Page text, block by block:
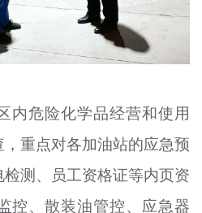
内危险化学品经营和使用
重点对各加油站的应急预
测、员工资格证等内页资
控、散装油管控、应急器